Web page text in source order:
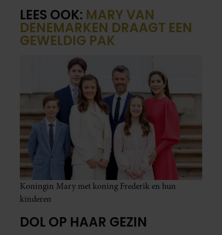
LEES OOK: MARY VAN
DENEMARKEN DRAAGT EEN
GEWELDIG PAK
Koningin Mary met koning Frederik en hun
kinderen
DOL OP HAAR GEZIN